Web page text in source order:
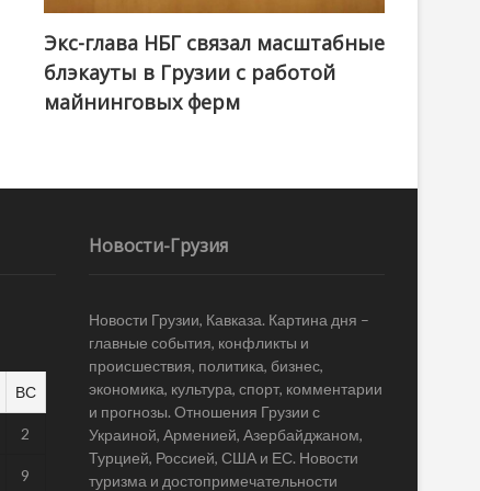
Экс-глава НБГ связал масштабные
блэкауты в Грузии с работой
майнинговых ферм
ВС
2
9
Новости-Грузия
Новости Грузии, Кавказа. Картина дня –
главные события, конфликты и
происшествия, политика, бизнес,
экономика, культура, спорт, комментарии
и прогнозы. Отношения Грузии с
Украиной, Арменией, Азербайджаном,
Турцией, Россией, США и ЕС. Новости
туризма и достопримечательности